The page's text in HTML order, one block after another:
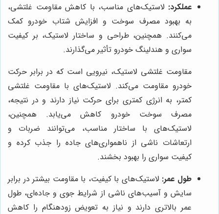
عملکرد: لاستیک‌های مناسب، با کاهش مقاومت غلتشی،
به بهبود مصرف سوخت و افزایش شتاب خودرو کمک
می‌کنند. همچنین، طراحی و ساختار لاستیک، بر کیفیت
سواری و هندلینگ خودرو تأثیر می‌گذارند.
مقاومت غلتشی لاستیک، نیرویی است که در برابر حرکت
خودرو مقاومت می‌کند. لاستیک‌های با مقاومت غلتشی
کمتر، به انرژی کمتری برای حرکت نیاز دارند و در نتیجه،
مصرف سوخت خودرو کاهش می‌یابد. همچنین،
لاستیک‌های با ساختار مناسب، می‌توانند ضربات و
ارتعاشات ناشی از ناهمواری‌های جاده را جذب کرده و
کیفیت سواری را بهبود بخشند.
طول عمر: لاستیک‌های با کیفیت، با مقاومت بیشتر در برابر
سایش و آسیب‌های ناشی از شرایط جوی و جاده‌ای، طول
عمر بالاتری دارند و نیاز به تعویض زودهنگام را کاهش